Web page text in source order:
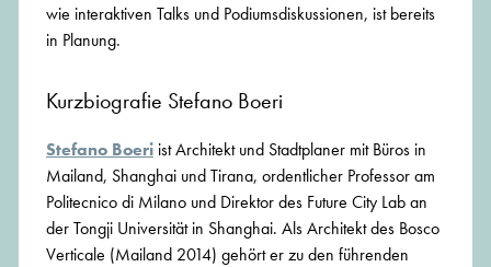
wie interaktiven Talks und Podiumsdiskussionen, ist bereits
in Planung.
Kurzbiografie Stefano Boeri
Stefano Boeri ist Architekt und Stadtplaner mit Büros in
Mailand, Shanghai und Tirana, ordentlicher Professor am
Politecnico di Milano und Direktor des Future City Lab an
der Tongji Universität in Shanghai. Als Architekt des Bosco
Verticale (Mailand 2014) gehört er zu den führenden